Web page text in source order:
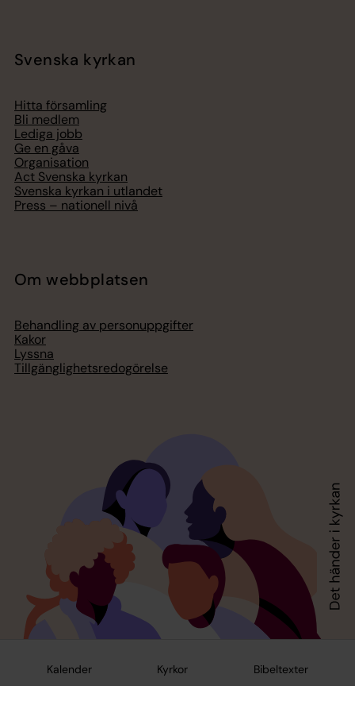
Kalender Kyrkor Bibeltexter
Svenska kyrkan
Hitta församling
Bli medlem
Lediga jobb
Ge en gåva
Organisation
Act Svenska kyrkan
Svenska kyrkan i utlandet
Press – nationell nivå
Om webbplatsen
Behandling av personuppgifter
Kakor
Lyssna
Tillgänglighetsredogörelse